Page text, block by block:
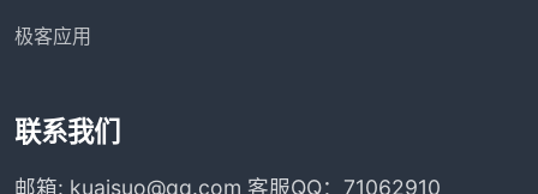
极客应用
联系我们
邮箱: kuaisuo@qq.com 客服QQ：71062910